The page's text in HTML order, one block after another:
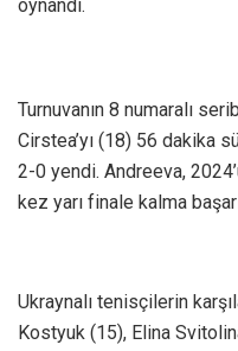
oynandı.
Turnuvanın 8 numaralı
Cirstea’yı (18) 56 dakika
2-0 yendi. Andreeva,
kez yarı finale kalma
Ukraynalı tenisçilerin
Kostyuk (15), Elina